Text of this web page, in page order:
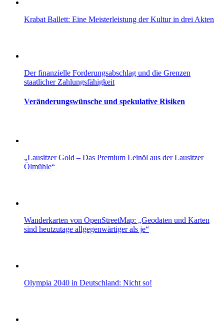
Krabat Ballett: Eine Meisterleistung der Kultur in drei Akten
Der finanzielle Forderungsabschlag und die Grenzen
staatlicher Zahlungsfähigkeit
Veränderungswünsche und spekulative Risiken
„Lausitzer Gold – Das Premium Leinöl aus der Lausitzer
Ölmühle“
Wanderkarten von OpenStreetMap: „Geodaten und Karten
sind heutzutage allgegenwärtiger als je“
Olympia 2040 in Deutschland: Nicht so!